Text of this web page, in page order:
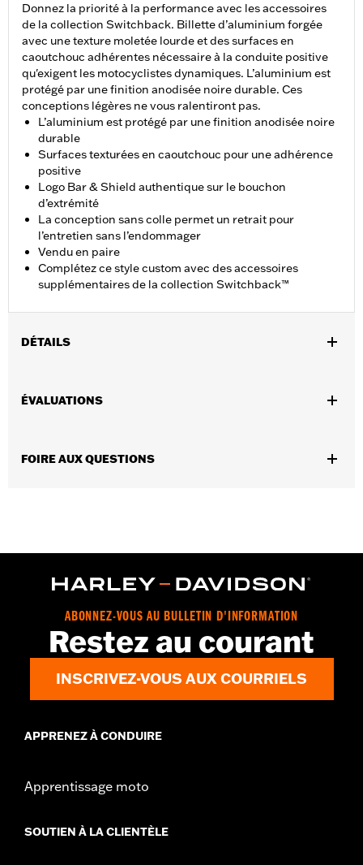
Donnez la priorité à la performance avec les accessoires
de la collection Switchback. Billette d’aluminium forgée
avec une texture moletée lourde et des surfaces en
caoutchouc adhérentes nécessaire à la conduite positive
qu'exigent les motocyclistes dynamiques. L’aluminium est
protégé par une finition anodisée noire durable. Ces
conceptions légères ne vous ralentiront pas.
L’aluminium est protégé par une finition anodisée noire
durable
Surfaces texturées en caoutchouc pour une adhérence
positive
Logo Bar & Shield authentique sur le bouchon
d’extrémité
La conception sans colle permet un retrait pour
l’entretien sans l’endommager
Vendu en paire
Complétez ce style custom avec des accessoires
supplémentaires de la collection Switchback™
DÉTAILS
2024, FLSTSE 2011 et 2012, FLSTNSE 2014 et 2015, FXSBSE
et après) et les modèles trike.
www.h-d.com/warrantypour obtenir tous les détails
ÉVALUATIONS
FOIRE AUX QUESTIONS
ABONNEZ-VOUS AU BULLETIN D'INFORMATION
Restez au courant
INSCRIVEZ-VOUS AUX COURRIELS
APPRENEZ À CONDUIRE
Apprentissage moto
SOUTIEN À LA CLIENTÈLE